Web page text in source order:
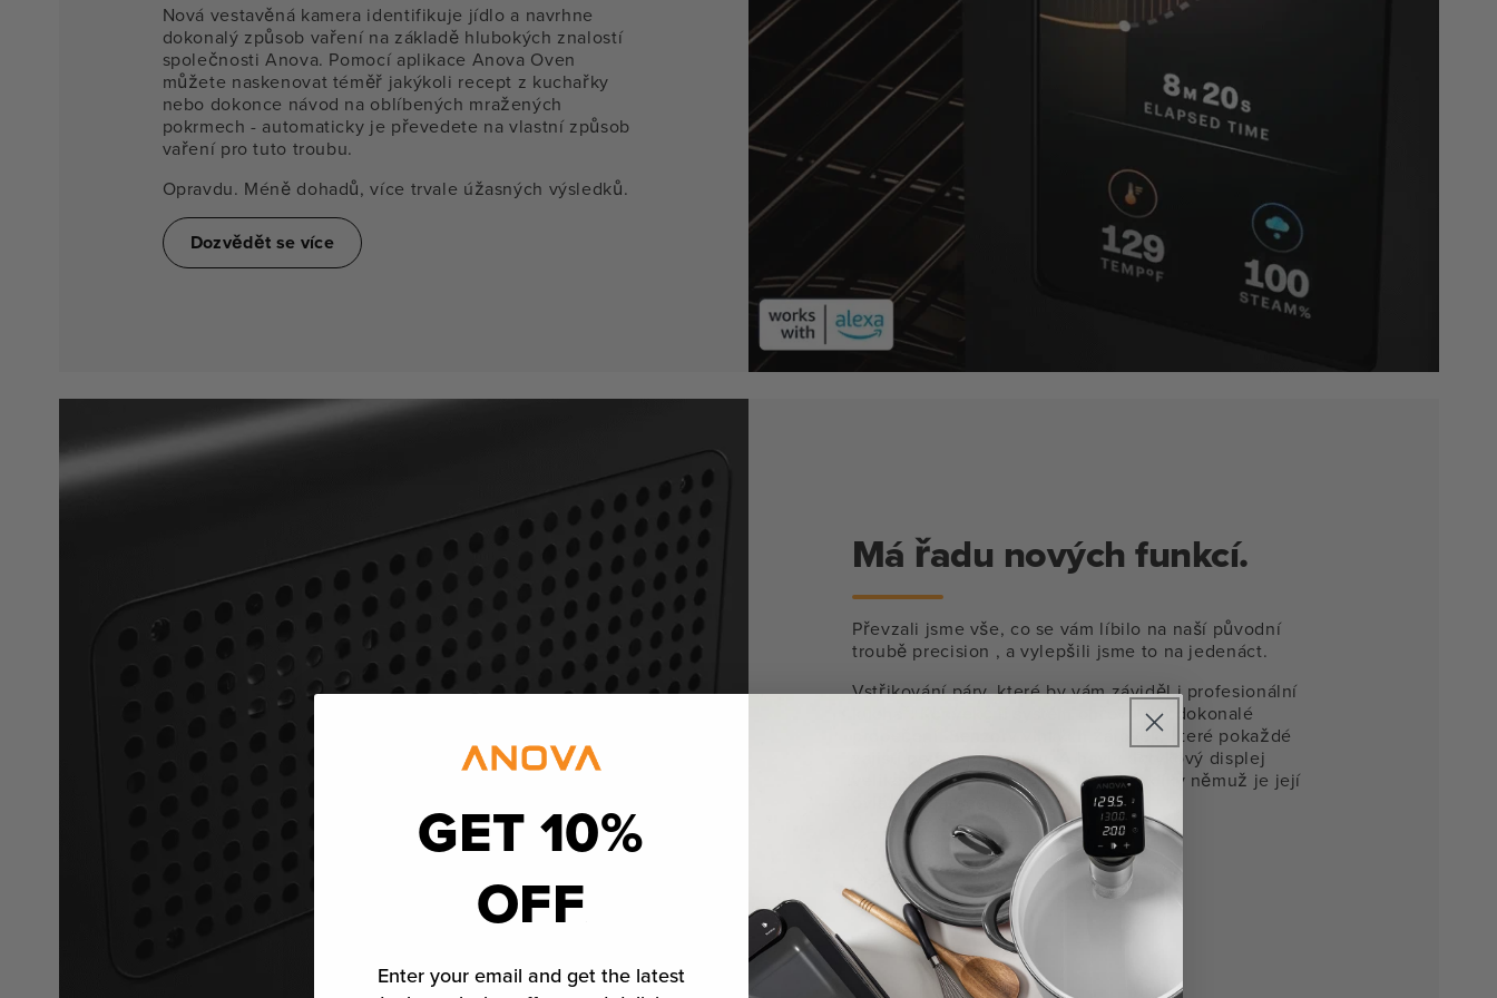
Nová vestavěná kamera identifikuje jídlo a navrhne
dokonalý způsob vaření na základě hlubokých znalostí
společnosti Anova. Pomocí aplikace Anova Oven
můžete naskenovat téměř jakýkoli recept z kuchařky
nebo dokonce návod na oblíbených mražených
pokrmech - automaticky je převedete na vlastní způsob
vaření pro tuto troubu.
Opravdu. Méně dohadů, více trvale úžasných výsledků.
Dozvědět se více
Má řadu nových funkcí.
Převzali jsme vše, co se vám líbilo na naší původní
troubě precision , a vylepšili jsme to na jedenáct.
Vstřikování páry, které by vám záviděl i profesionální
kuchař. Konvekční systém ohřevu pro dokonalé
propečení. Senzory vlhkých žárovek, které pokaždé
zajistí perfektní teplotu. A navíc dotykový displej
velikosti telefonu přímo na troubě, díky němuž je její
ovládání naprosto jednoduché.
Dozvědět se více
GET 10%
OFF
Enter your email and get the latest